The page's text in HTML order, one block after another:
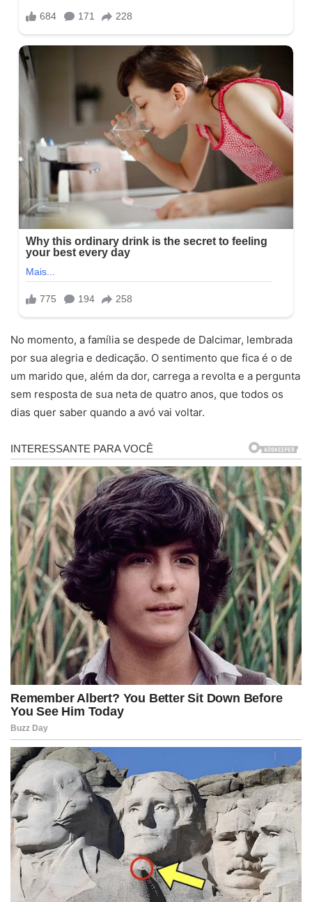
No momento, a família se despede de Dalcimar, lembrada
por sua alegria e dedicação. O sentimento que fica é o de
um marido que, além da dor, carrega a revolta e a pergunta
sem resposta de sua neta de quatro anos, que todos os
dias quer saber quando a avó vai voltar.